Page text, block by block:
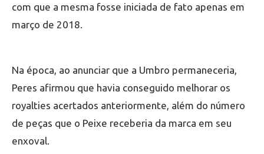
com que a mesma fosse iniciada de fato apenas em
março de 2018.
Na época, ao anunciar que a Umbro permaneceria,
Peres afirmou que havia conseguido melhorar os
royalties acertados anteriormente, além do número
de peças que o Peixe receberia da marca em seu
enxoval.